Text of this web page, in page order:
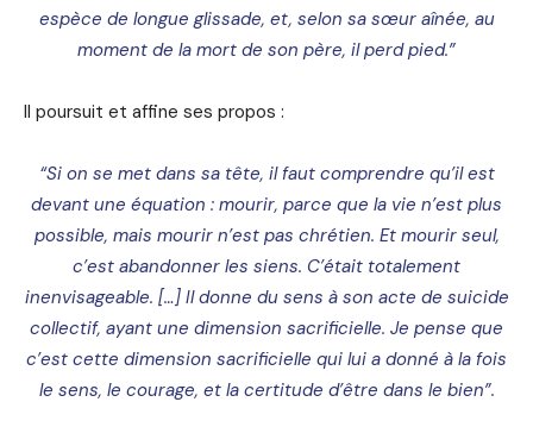
espèce de longue glissade, et, selon sa sœur aînée, au
moment de la mort de son père, il perd pied.”
Il poursuit et affine ses propos :
“Si on se met dans sa tête, il faut comprendre qu’il est
devant une équation : mourir, parce que la vie n’est plus
possible, mais mourir n’est pas chrétien. Et mourir seul,
c’est abandonner les siens. C’était totalement
inenvisageable. […] Il donne du sens à son acte de suicide
collectif, ayant une dimension sacrificielle. Je pense que
c’est cette dimension sacrificielle qui lui a donné à la fois
le sens, le courage, et la certitude d’être dans le bien”.